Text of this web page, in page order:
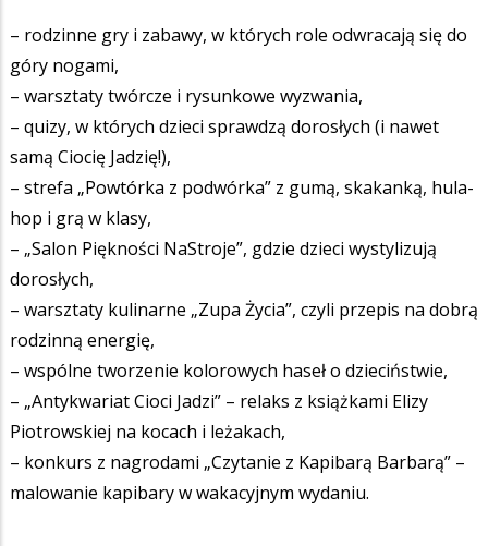
– rodzinne gry i zabawy, w których role odwracają się do
góry nogami,
– warsztaty twórcze i rysunkowe wyzwania,
– quizy, w których dzieci sprawdzą dorosłych (i nawet
samą Ciocię Jadzię!),
– strefa „Powtórka z podwórka” z gumą, skakanką, hula-
hop i grą w klasy,
– „Salon Piękności NaStroje”, gdzie dzieci wystylizują
dorosłych,
– warsztaty kulinarne „Zupa Życia”, czyli przepis na dobrą
rodzinną energię,
– wspólne tworzenie kolorowych haseł o dzieciństwie,
– „Antykwariat Cioci Jadzi” – relaks z książkami Elizy
Piotrowskiej na kocach i leżakach,
– konkurs z nagrodami „Czytanie z Kapibarą Barbarą” –
malowanie kapibary w wakacyjnym wydaniu.